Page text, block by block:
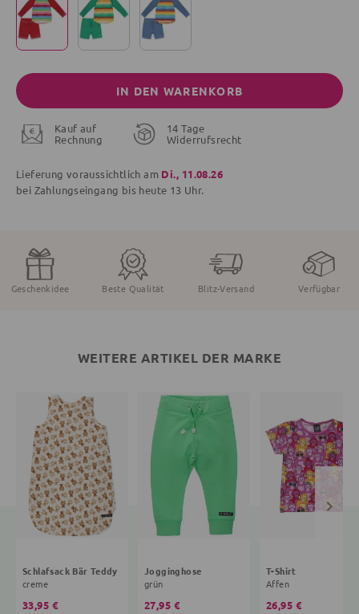
IN DEN WARENKORB
Kauf auf
Rechnung
14 Tage
Widerrufsrecht
Lieferung voraussichtlich am Di., 11.08.26
bei Zahlungseingang bis heute 13 Uhr.
Geschenkidee Beste Qualität Blitz-Versand Verfügbar
WEITERE ARTIKEL DER MARKE
Schlafsack Bär Teddy
creme
33,95 €
Jogginghose
grün
27,95 €
T-Shirt
Affen
26,95 €